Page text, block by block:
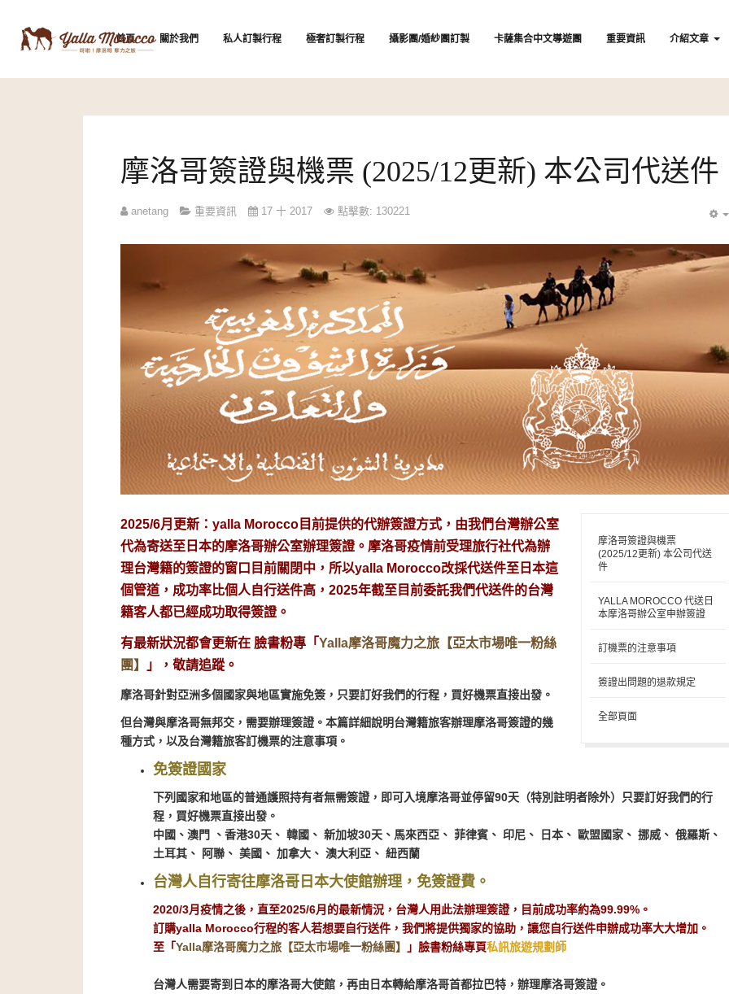
首頁 關於我們 私人訂製行程 極奢訂製行程 攝影團/婚紗團訂製 卡薩集合中文導遊團 重要資訊 介紹文章
摩洛哥簽證與機票 (2025/12更新) 本公司代送件
anetang 重要資訊 17 十 2017 點擊數: 130221
摩洛哥簽證與機票
(2025/12更新) 本公司代送
件
YALLA MOROCCO 代送日
本摩洛哥辦公室申辦簽證
訂機票的注意事項
簽證出問題的退款規定
全部頁面
2025/6月更新：yalla Morocco目前提供的代辦簽證方式，由我們台灣辦公室
代為寄送至日本的摩洛哥辦公室辦理簽證。摩洛哥疫情前受理旅行社代為辦
理台灣籍的簽證的窗口目前關閉中，所以yalla Morocco改採代送件至日本這
個管道，成功率比個人自行送件高，2025年截至目前委託我們代送件的台灣
籍客人都已經成功取得簽證。
有最新狀況都會更新在 臉書粉專「Yalla摩洛哥魔力之旅【亞太市場唯一粉絲
團】
」，敬請追蹤。
摩洛哥針對亞洲多個國家與地區實施免簽，只要訂好我們的行程，買好機票直接出發。
但台灣與摩洛哥無邦交，需要辦理簽證。本篇詳細說明台灣籍旅客辦理摩洛哥簽證的幾
種方式，以及台灣籍旅客訂機票的注意事項。
免簽證國家
下列國家和地區的普通護照持有者無需簽證，即可入境摩洛哥並停留90天（特別註明者除外）只要訂好我們的行
程，買好機票直接出發。
中國、澳門 、香港30天、 韓國、 新加坡30天、馬來西亞、 菲律賓、 印尼、 日本、 歐盟國家、 挪威、 俄羅斯、
土耳其、 阿聯、 美國、 加拿大、 澳大利亞、 紐西蘭
台灣人自行寄往摩洛哥日本大使館辦理，免簽證費。
2020/3月疫情之後，直至2025/6月的最新情況，台灣人用此法辦理簽證，目前成功率約為99.99%。
訂購yalla Morocco行程的客人若想要自行送件，我們將提供獨家的協助，讓您自行送件申辦成功率大大增加。
至「Yalla摩洛哥魔力之旅【亞太市場唯一粉絲團】 」臉書粉絲專頁私訊旅遊規劃師
台灣人需要寄到日本的摩洛哥大使館，再由日本轉給摩洛哥首都拉巴特，辦理摩洛哥簽證。